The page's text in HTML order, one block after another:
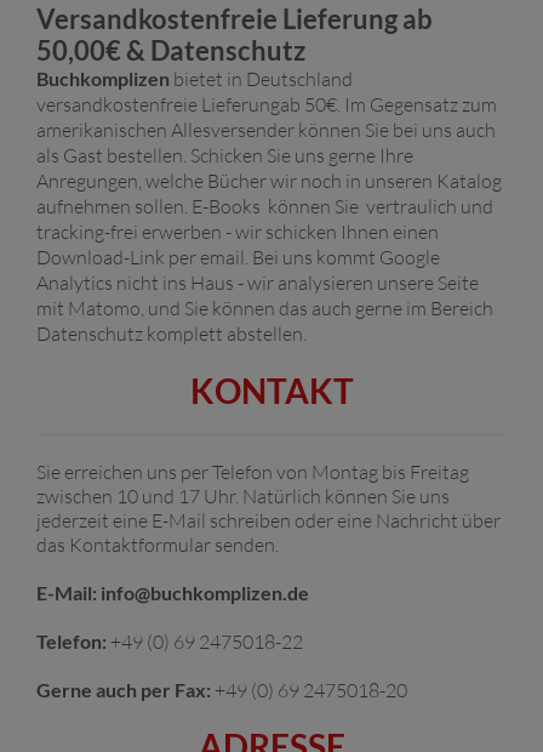
Versandkostenfreie Lieferung ab
50,00€ & Datenschutz
Buchkomplizen bietet in Deutschland
versandkostenfreie Lieferungab 50€. Im Gegensatz zum
amerikanischen Allesversender können Sie bei uns auch
als Gast bestellen. Schicken Sie uns gerne Ihre
Anregungen, welche Bücher wir noch in unseren Katalog
aufnehmen sollen. E-Books können Sie vertraulich und
tracking-frei erwerben - wir schicken Ihnen einen
Download-Link per email. Bei uns kommt Google
Analytics nicht ins Haus - wir analysieren unsere Seite
mit Matomo , und Sie können das auch gerne im Bereich
Datenschutz komplett abstellen.
KONTAKT
Sie erreichen uns per Telefon von Montag bis Freitag
zwischen 10 und 17 Uhr. Natürlich können Sie uns
jederzeit eine E-Mail schreiben oder eine Nachricht über
das Kontaktformular senden.
E-Mail: info@buchkomplizen.de
Telefon: +49 (0) 69 2475018-22
Gerne auch per Fax: +49 (0) 69 2475018-20